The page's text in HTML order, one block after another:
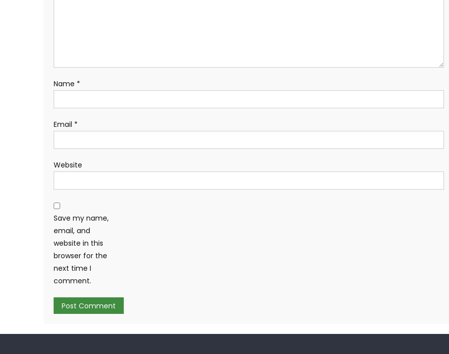
Name *
Email *
Website
Save my name,
email, and
website in this
browser for the
next time I
comment.